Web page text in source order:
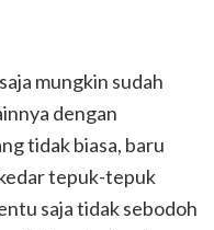
mungkin sudah
dengan
tidak biasa, baru
tepuk-tepuk
saja tidak sebodoh